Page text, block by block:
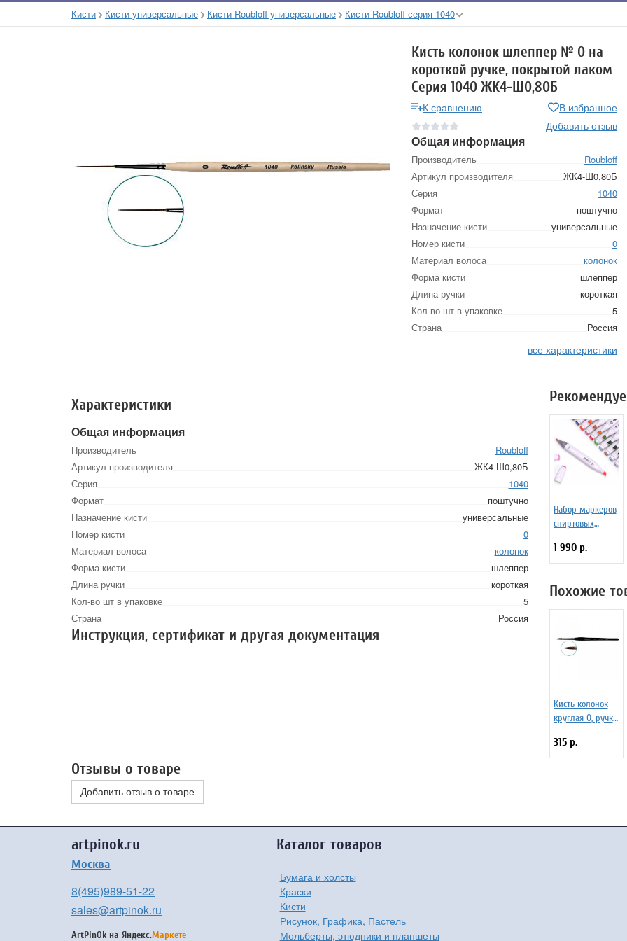
Кисти Кисти универсальные Кисти Roubloff универсальные Кисти Roubloff серия 1040
Кисть колонок шлеппер № 0 на
короткой ручке, покрытой лаком
Серия 1040 ЖК4-Ш0,80Б
К сравнению
В избранное
Добавить отзыв
Общая информация
Производитель
Roubloff
Артикул производителя
ЖК4-Ш0,80Б
Серия
1040
Формат
поштучно
Назначение кисти
универсальные
Номер кисти
0
Материал волоса
колонок
Форма кисти
шлеппер
Длина ручки
короткая
Кол-во шт в упаковке
5
Страна
Россия
все характеристики
Характеристики
Общая информация
Производитель
Roubloff
Артикул производителя
ЖК4-Ш0,80Б
Серия
1040
Формат
поштучно
Назначение кисти
универсальные
Номер кисти
0
Материал волоса
колонок
Форма кисти
шлеппер
Длина ручки
короткая
Кол-во шт в упаковке
5
Страна
Россия
Инструкция, сертификат и другая документация
Набор маркеров
спиртовых
40 цветов
1 990 р.
Похожие
Кисть колонок
круглая 0, ручка
матовая,
фигурная. Серия
315 р.
Отзывы о товаре
Добавить отзыв о товаре
artpinok.ru
Москва
8(495)989-51-22
sales@artpinok.ru
ArtPinOk на Яндекс.Маркете
Каталог товаров
Бумага и холсты
Краски
Кисти
Рисунок, Графика, Пастель
Мольберты, этюдники и планшеты